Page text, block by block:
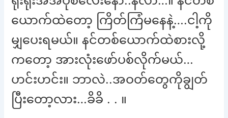
ယောက်ထဲတော့ ကြိတ်ကြံမနေနဲ့….ငါ့ကို
မျှပေးရမယ်။ နင်တစ်ယောက်ထဲစားလို့
ကတော့ အားလုံးဖော်ပစ်လိုက်မယ်…
ဟင်းဟင်း။ ဘာလဲ..အဝတ်တွေကိုချွတ်
ပြီးတော့လား…ခိခိ . . ။